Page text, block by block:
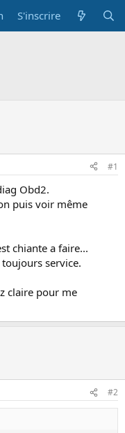
S'inscrire
#1
Obd2.
puis voir même
chiante a faire...
service.
claire pour me
#2